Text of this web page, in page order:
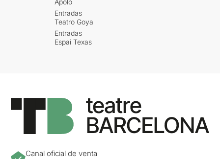
Apolo
Entradas
Teatro Goya
Entradas
Espai Texas
Canal oficial de venta